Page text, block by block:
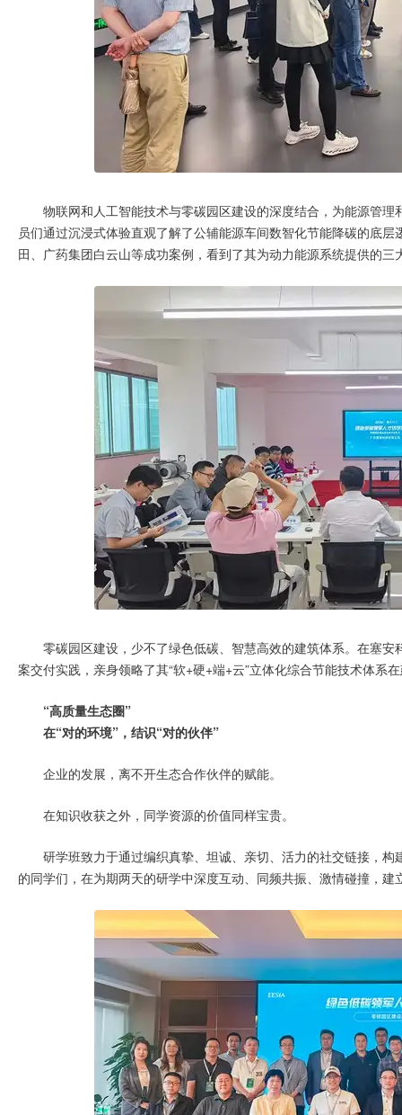
物联网和人工智能技术与零碳园区建设的深度结合，为能源管
员们通过沉浸式体验直观了解了公辅能源车间数智化节能降碳的底
田、广药集团白云山等成功案例，看到了其为动力能源系统提供的
零碳园区建设，少不了绿色低碳、智慧高效的建筑体系。在塞
案交付实践，亲身领略了其“软+硬+端+云”立体化综合节能技术体系
“高质量生态圈”
在“对的环境”，结识“对的伙伴”
企业的发展，离不开生态合作伙伴的赋能。
在知识收获之外，同学资源的价值同样宝贵。
研学班致力于通过编织真挚、坦诚、亲切、活力的社交链接，
的同学们，在为期两天的研学中深度互动、同频共振、激情碰撞，建